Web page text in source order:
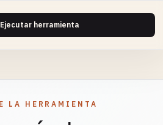
Ejecutar herramienta
LA HERRAMIENTA